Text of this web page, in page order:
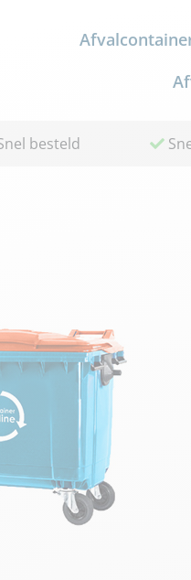
besteld